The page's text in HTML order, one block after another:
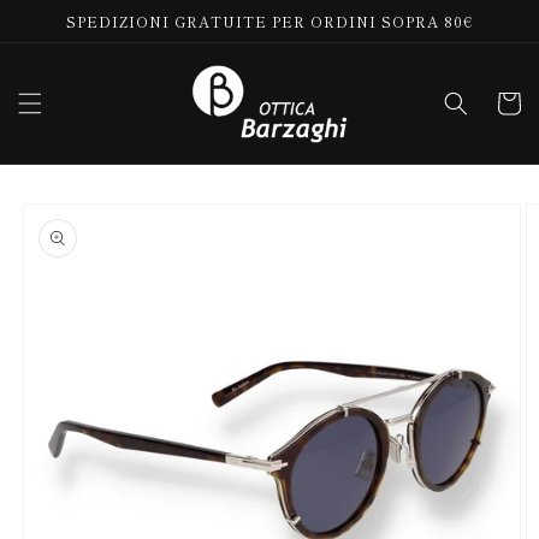
direttamente
SPEDIZIONI GRATUITE PER ORDINI SOPRA 80€
Carrello
informazioni
sul prodotto